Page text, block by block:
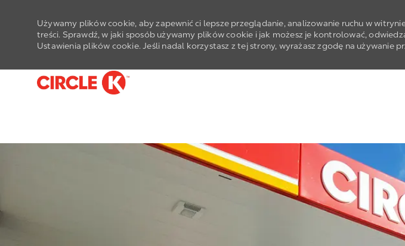
Używamy plików cookie, aby zapewnić ci lepsze przeglądanie, analizowanie ruchu w
treści. Sprawdź, w jaki sposób używamy plików cookie i jak możesz je kontrolować,
Ustawienia plików cookie. Jeśli nadal korzystasz z tej strony, wyrażasz zgodę na używanie